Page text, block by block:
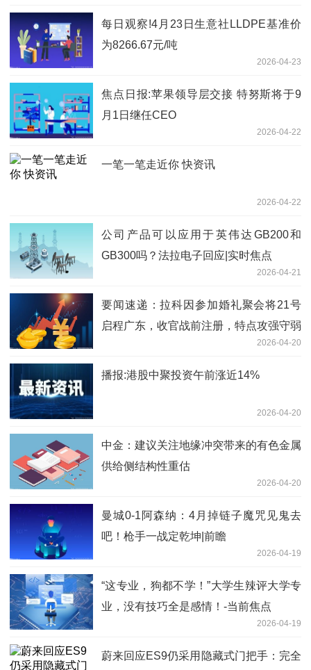
每日观察!4月23日生意社LLDPE基准价
为8266.67元/吨
2026-04-23
焦点日报:苹果领导层交接 特努斯将于9
月1日继任CEO
2026-04-22
一笔一笔走近你 快资讯
2026-04-22
公司产品可以应用于英伟达GB200和
GB300吗？法拉电子回应|实时焦点
2026-04-21
要闻速递：拉科因参加婚礼聚会将21号
启程广东，收官战前注册，特点攻强守弱
2026-04-20
播报:港股中聚投资午前涨近14%
2026-04-20
中金：建议关注地缘冲突带来的有色金属
供给侧结构性重估
2026-04-20
曼城0-1阿森纳：4月掉链子魔咒见鬼去
吧！枪手一战定乾坤|前瞻
2026-04-19
“这专业，狗都不学！”大学生辣评大学专
业，没有技巧全是感情！-当前焦点
2026-04-19
蔚来回应ES9仍采用隐藏式门把手：完全